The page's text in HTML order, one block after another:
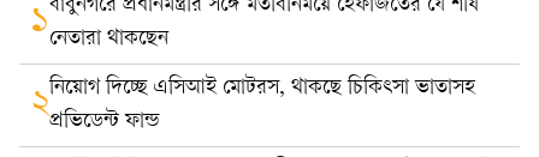
১বাবুনগরে প্রধানমন্ত্রীর সঙ্গে মতবিনিময়ে হেফাজতের যে শীর্ষ
নেতারা থাকছেন
২নিয়োগ দিচ্ছে এসিআই মোটরস, থাকছে চিকিৎসা ভাতাসহ
প্রভিডেন্ট ফান্ড